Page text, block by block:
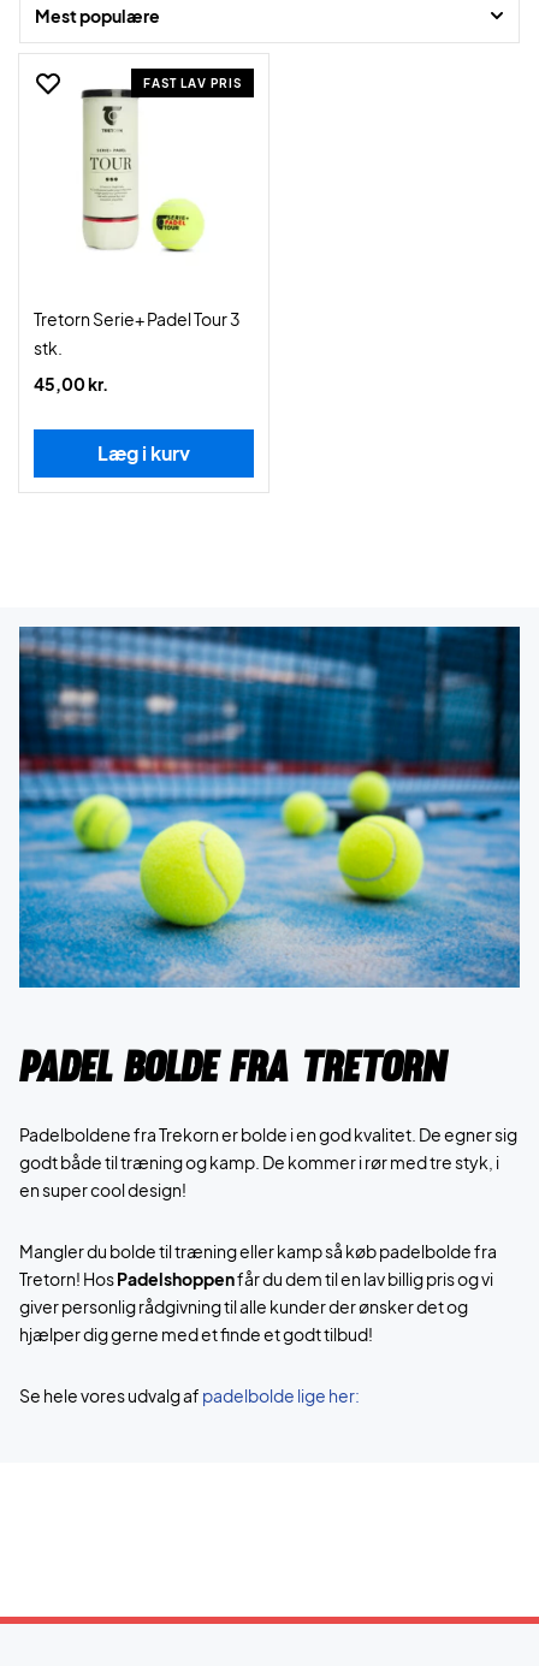
Mest populære
FAST LAV PRIS
Tretorn Serie+ Padel Tour 3
stk.
45,00 kr.
Læg i kurv
Padel bolde fra Tretorn
Padelboldene fra Trekorn er bolde i en god kvalitet. De egner sig
godt både til træning og kamp. De kommer i rør med tre styk, i
en super cool design!
Mangler du bolde til træning eller kamp så køb padelbolde fra
Tretorn! HosPadelshoppenfår du dem til en lav billig pris og vi
giver personlig rådgivning til alle kunder der ønsker det og
hjælper dig gerne med et finde et godt tilbud!
Se hele vores udvalg af padelbolde lige her: